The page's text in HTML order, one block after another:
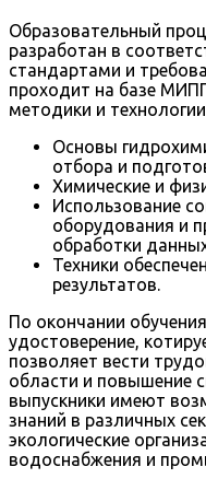
Образовательный
разработан в
стандартами и
проходит на базе
методики и
Основы
отбора и
Химические и
Использование
оборудования и
обработки
Техники
результатов.
По окончании
удостоверение,
позволяет вести
области и повышение
выпускники имеют
знаний в различных
экологические
водоснабжения и